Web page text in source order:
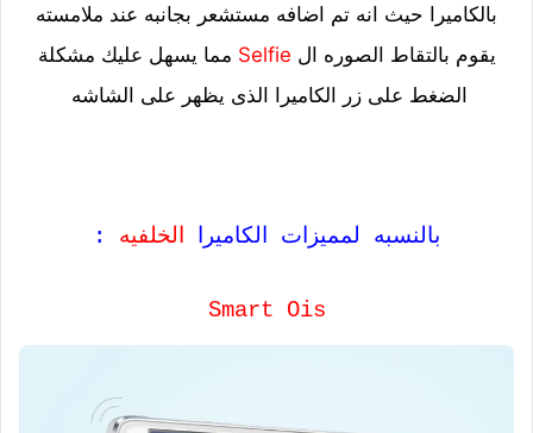
بالكاميرا حيث انه تم اضافه مستشعر بجانبه عند ملامسته
يقوم بالتقاط الصوره ال Selfie مما يسهل عليك مشكلة
الضغط على زر الكاميرا الذى يظهر على الشاشه
بالنسبه لمميزات الكاميرا الخلفيه :
Smart Ois